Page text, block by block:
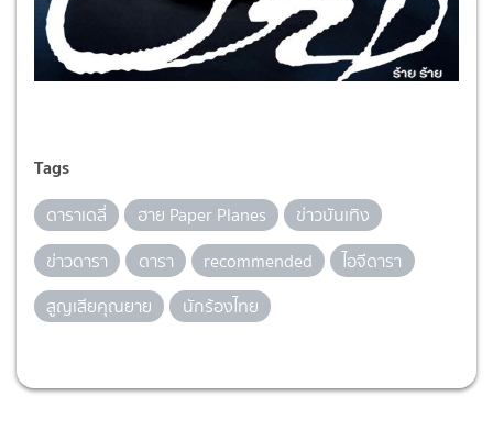
Tags
ดาราเดลี่ ฮาย Paper Planes
ข่าวบันเทิง
ข่าวดารา
ดารา recommended
ไอจีดารา
สูญเสียคุณยาย
นักร้องไทย